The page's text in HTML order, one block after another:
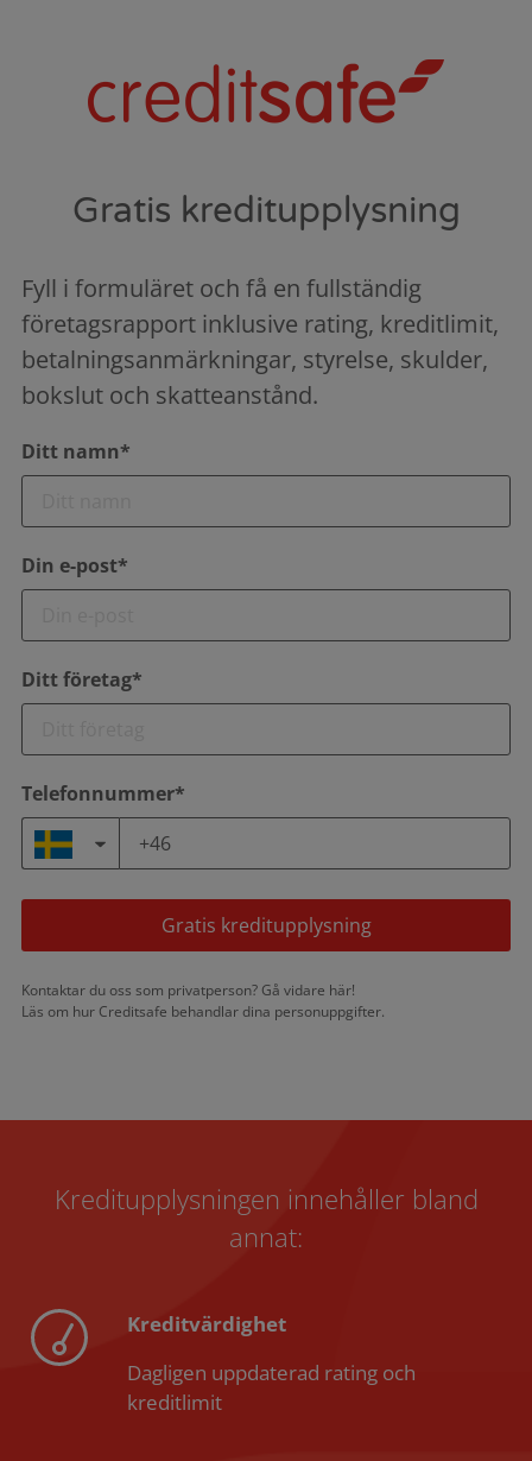
Gratis kreditupplysning
Fyll i formuläret och få en fullständig
företagsrapport inklusive rating, kreditlimit,
betalningsanmärkningar, styrelse, skulder,
bokslut och skatteanstånd.
Ditt namn*
Din e-post*
Ditt företag*
Telefonnummer*
Gratis kreditupplysning
Kontaktar du oss som privatperson? Gå vidare här!
Läs om hur Creditsafe behandlar dina personuppgifter.
Kreditupplysningen innehåller bland
annat:
Kreditvärdighet
Dagligen uppdaterad rating och
kreditlimit